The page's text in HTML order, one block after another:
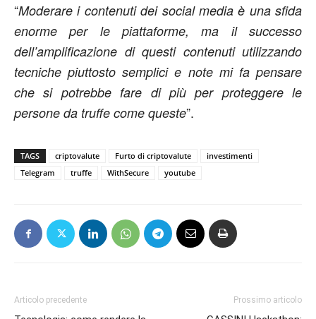
“Moderare i contenuti dei social media è una sfida
enorme per le piattaforme, ma il successo
dell’amplificazione di questi contenuti utilizzando
tecniche piuttosto semplici e note mi fa pensare
che si potrebbe fare di più per proteggere le
persone da truffe come queste”.
TAGS criptovalute Furto di criptovalute
investimenti
Telegram
truffe WithSecure youtube
Articolo precedente Prossimo articolo